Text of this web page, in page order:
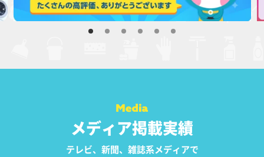
メディア掲載実績
テレビ、新聞、雑誌系メディアで